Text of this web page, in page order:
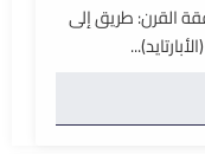
القرن: طريق إلى